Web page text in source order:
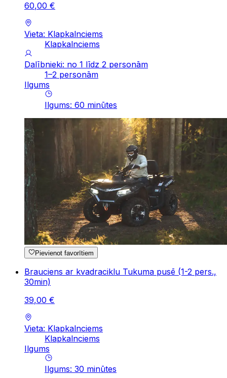
60,00 €
Vieta: Klapkalnciems
Klapkalnciems
Dalībnieki: no 1 līdz 2 personām
1–2 personām
Ilgums
Ilgums: 60 minūtes
Pievienot favorītiem
Brauciens ar kvadraciklu Tukuma pusē (1-2 pers.,
30min)
39,00 €
Vieta: Klapkalnciems
Klapkalnciems
Ilgums
Ilgums: 30 minūtes